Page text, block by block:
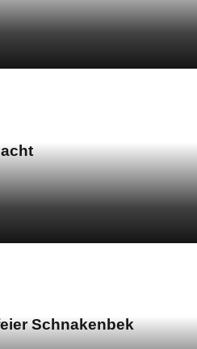
Schnakenbek